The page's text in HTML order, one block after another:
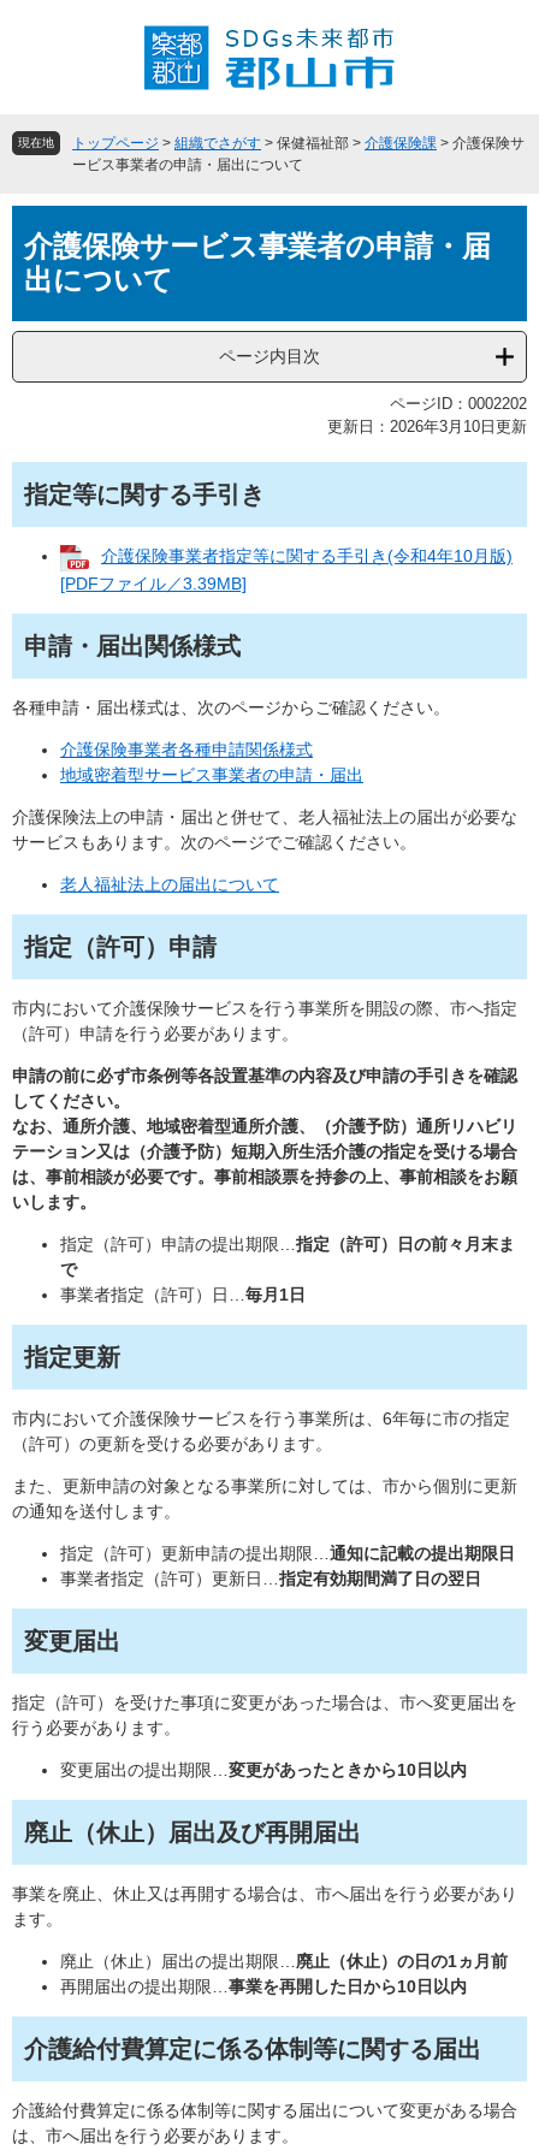
頭
飛現在地 トップページ > 組織でさがす > 保健福祉部 > 介護保険課 > 介護保険サ
ービス事業者の申請・届出について
文介護保険サービス事業者の申請・届
出について
ページ内目次
ページID：0002202
更新日：2026年3月10日更新
指定等に関する手引き
介護保険事業者指定等に関する手引き(令和4年10月版)
[PDFファイル／3.39MB]
申請・届出関係様式
各種申請・届出様式は、次のページからご確認ください。
介護保険事業者各種申請関係様式
地域密着型サービス事業者の申請・届出
介護保険法上の申請・届出と併せて、老人福祉法上の届出が必要な
サービスもあります。次のページでご確認ください。
老人福祉法上の届出について
指定（許可）申請
市内において介護保険サービスを行う事業所を開設の際、市へ指定
（許可）申請を行う必要があります。
申請の前に必ず市条例等各設置基準の内容及び申請の手引きを確認
してください。
なお、通所介護、地域密着型通所介護、（介護予防）通所リハビリ
テーション又は（介護予防）短期入所生活介護の指定を受ける場合
は、事前相談が必要です。事前相談票を持参の上、事前相談をお願
いします。
指定（許可）申請の提出期限… 指定（許可）日の前々月末ま
で
事業者指定（許可）日… 毎月1日
指定更新
市内において介護保険サービスを行う事業所は、6年毎に市の指定
（許可）の更新を受ける必要があります。
また、更新申請の対象となる事業所に対しては、市から個別に更新
の通知を送付します。
指定（許可）更新申請の提出期限… 通知に記載の提出期限日
事業者指定（許可）更新日… 指定有効期間満了日の翌日
変更届出
指定（許可）を受けた事項に変更があった場合は、市へ変更届出を
行う必要があります。
変更届出の提出期限… 変更があったときから10日以内
廃止（休止）届出及び再開届出
事業を廃止、休止又は再開する場合は、市へ届出を行う必要があり
ます。
廃止（休止）届出の提出期限… 廃止（休止）の日の1ヵ月前
再開届出の提出期限… 事業を再開した日から10日以内
介護給付費算定に係る体制等に関する届出
介護給付費算定に係る体制等に関する届出について変更がある場合
は、市へ届出を行う必要があります。